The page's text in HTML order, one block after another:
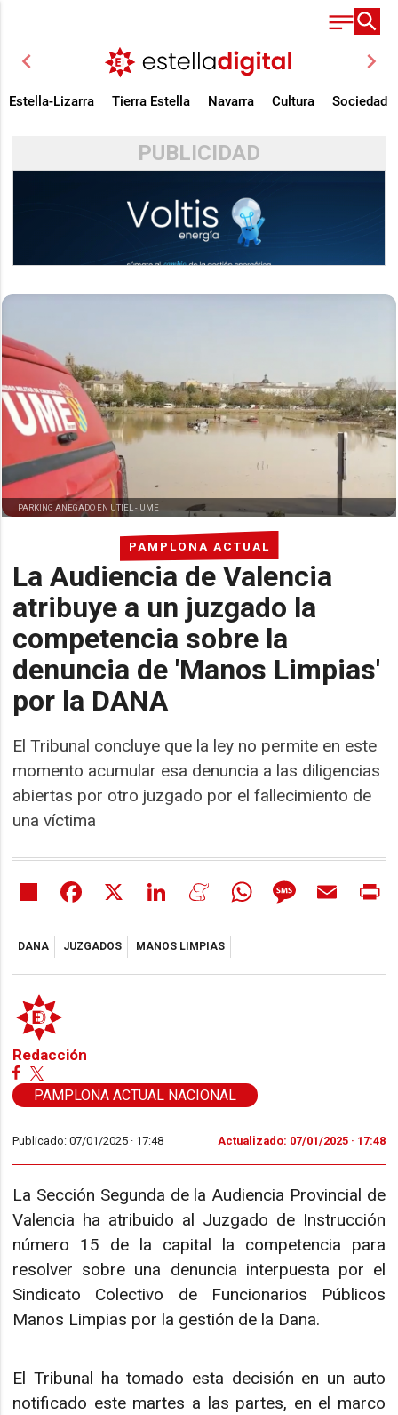
chevron_left chevron_right
Estella-Lizarra Tierra Estella Navarra Cultura Sociedad
PUBLICIDAD
PAMPLONA ACTUAL
La Audiencia de Valencia
atribuye a un juzgado la
competencia sobre la
denuncia de 'Manos Limpias'
por la DANA
El Tribunal concluye que la ley no permite en este
momento acumular esa denuncia a las diligencias
abiertas por otro juzgado por el fallecimiento de
una víctima
PARKING ANEGADO EN UTIEL - UME
Share Facebook LinkedIn MeneameWhatsAppMessageEmail
DANA JUZGADOS MANOS LIMPIAS
Redacción
PAMPLONA ACTUAL NACIONAL
Publicado: 07/01/2025 · 17:48 Actualizado: 07/01/2025 · 17:48
La Sección Segunda de la Audiencia Provincial de
Valencia ha atribuido al Juzgado de Instrucción
número 15 de la capital la competencia para
resolver sobre una denuncia interpuesta por el
Sindicato Colectivo de Funcionarios Públicos
Manos Limpias por la gestión de la Dana.
El Tribunal ha tomado esta decisión en un auto
notificado este martes a las partes, en el marco